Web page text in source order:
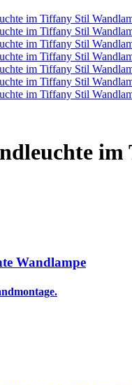
Wandlampe